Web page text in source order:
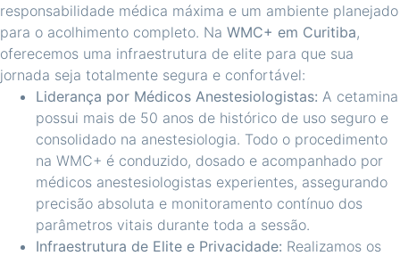
responsabilidade médica máxima e um ambiente planejado
para o acolhimento completo. Na WMC+ em Curitiba,
oferecemos uma infraestrutura de elite para que sua
jornada seja totalmente segura e confortável:
Liderança por Médicos Anestesiologistas: A cetamina
possui mais de 50 anos de histórico de uso seguro e
consolidado na anestesiologia. Todo o procedimento
na WMC+ é conduzido, dosado e acompanhado por
médicos anestesiologistas experientes, assegurando
precisão absoluta e monitoramento contínuo dos
parâmetros vitais durante toda a sessão.
Infraestrutura de Elite e Privacidade: Realizamos os